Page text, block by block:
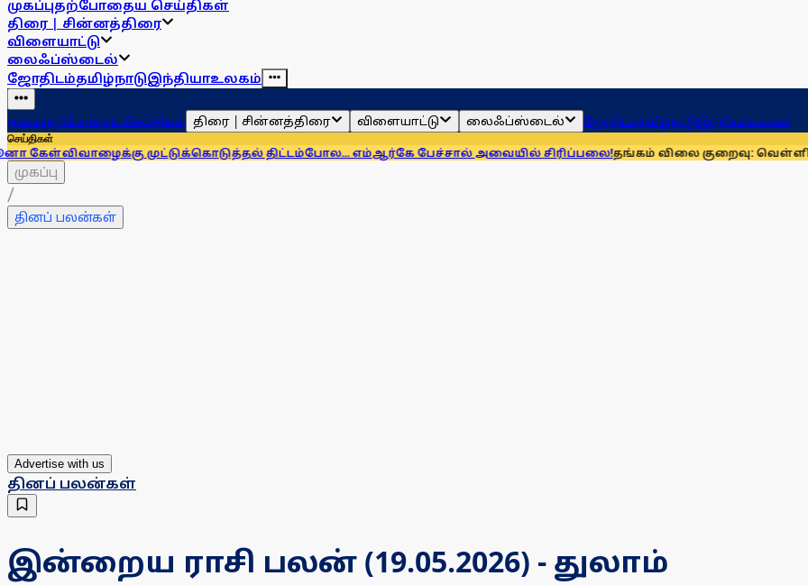
முகப்புதற்போதைய செய்திகள்
திரை | சின்னத்திரை
விளையாட்டு
லைஃப்ஸ்டைல்
ஜோதிடம்தமிழ்நாடுஇந்தியாஉலகம்
முகப்புதற்போதைய செய்திகள் திரை | சின்னத்திரை விளையாட்டு லைஃப்ஸ்டைல் ஜோதிடம்தமிழ்நாடுஇந்தியாஉலகம்
செய்திகள்
வாழைக்கு முட்டுக்கொடுத்தல் திட்டம்போல... எம்ஆர்கே பேச்சால் அவையில் சிரிப்பலை!தங்கம் விலை குறைவு: வெள்ளி விலை? -
முகப்பு
/
தினப் பலன்கள்
Advertise with us
தினப் பலன்கள்
இன்றைய ராசி பலன் (19.05.2026) - துலாம்